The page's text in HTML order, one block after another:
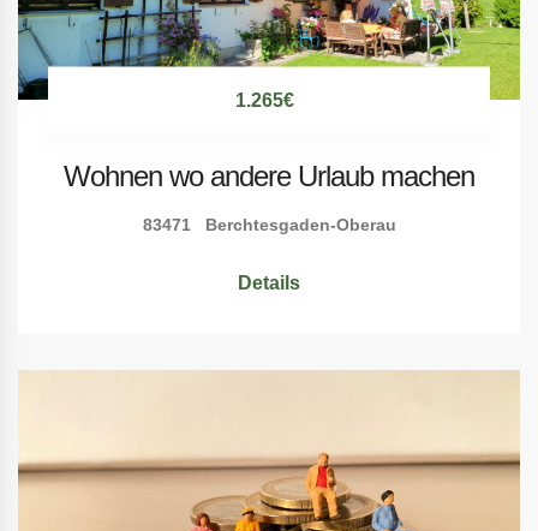
1.265€
Wohnen wo andere Urlaub machen
83471 Berchtesgaden-Oberau
Details